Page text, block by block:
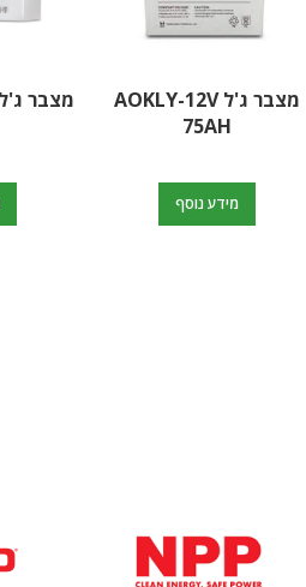
מצבר ג'ל AOKLY-12V
75AH
מידע נוסף